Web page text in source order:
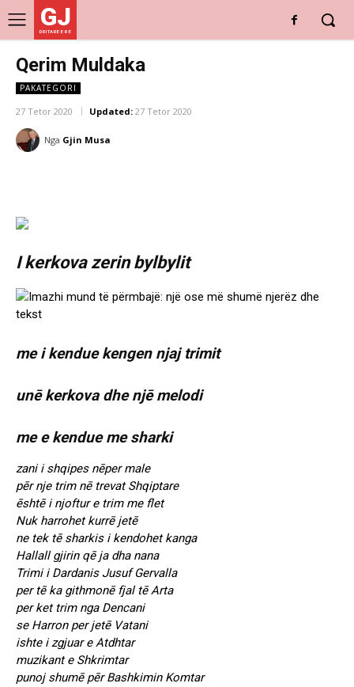
GJ
DRITARE E RE
Qerim Muldaka
PAKATEGORI
27 Tetor 2020 Updated: 27 Tetor 2020
Nga Gjin Musa
I kerkova zerin bylbylit
me i kendue kengen njaj trimit
unē kerkova dhe njē melodi
me e kendue me sharki
zani i shqipes nēper male
pēr nje trim nē trevat Shqiptare
ēshtē i njoftur e trim me flet
Nuk harrohet kurrē jetē
ne tek tē sharkis i kendohet kanga
Hallall gjirin qē ja dha nana
Trimi i Dardanis Jusuf Gervalla
per tē ka githmonē fjal tē Arta
per ket trim nga Dencani
se Harron per jetē Vatani
ishte i zgjuar e Atdhtar
muzikant e Shkrimtar
punoj shumē pēr Bashkimin Komtar